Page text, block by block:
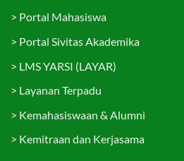
> Portal Mahasiswa
> Portal Sivitas Akademika
> LMS YARSI (LAYAR)
> Layanan Terpadu
> Kemahasiswaan & Alumni
> Kemitraan dan Kerjasama